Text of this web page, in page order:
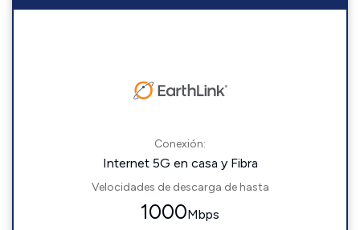
Conexión:
Internet 5G en casa y Fibra
Velocidades de descarga de hasta
1000Mbps